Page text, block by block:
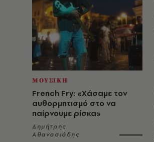
ΜΟΥΣΙΚΗ
French Fry: «Χάσαμε τον
αυθορμητισμό στο να
παίρνουμε ρίσκα»
Δημήτρης
Αθανασιάδης